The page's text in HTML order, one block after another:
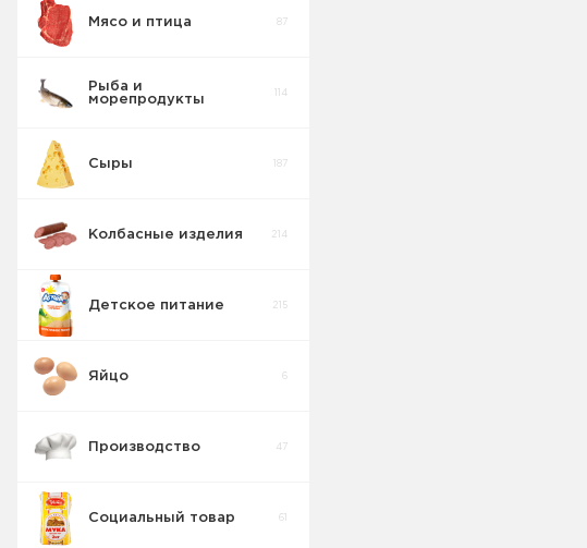
Печенье
Изделия
Мясо и птица 87
Рыба и
морепродукты
114
Сыры 187
Колбасные изделия 214
Детское питание 215
Яйцо 6
Производство 47
Социальный товар 61